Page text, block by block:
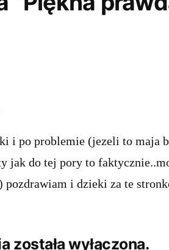
i po problemie (jezeli to maja
jak do tej pory to
pozdrawiam i dzieki za te
została wyłączona.